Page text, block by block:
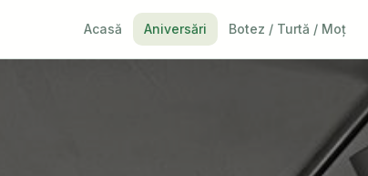
Acasă Aniversări Botez / Turtă / Moț